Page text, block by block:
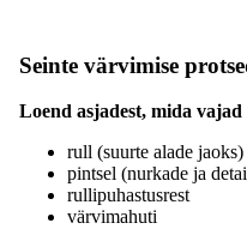
Seinte värvimise
Loend asjadest, mida
rull (suurte alade jaoks)
pintsel (nurkade ja
rullipuhastusrest
värvimahuti